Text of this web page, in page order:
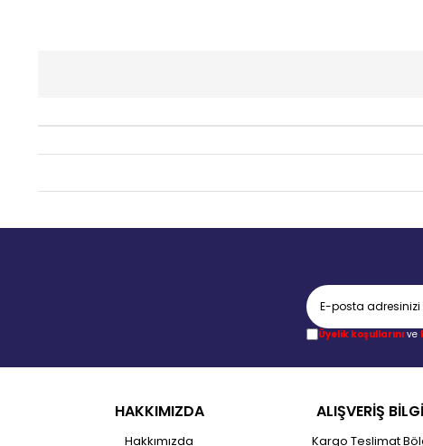
Üyelik koşullarınıve
HAKKIMIZDA
Hakkımızda
ALIŞVERİŞ
Kargo Teslimat